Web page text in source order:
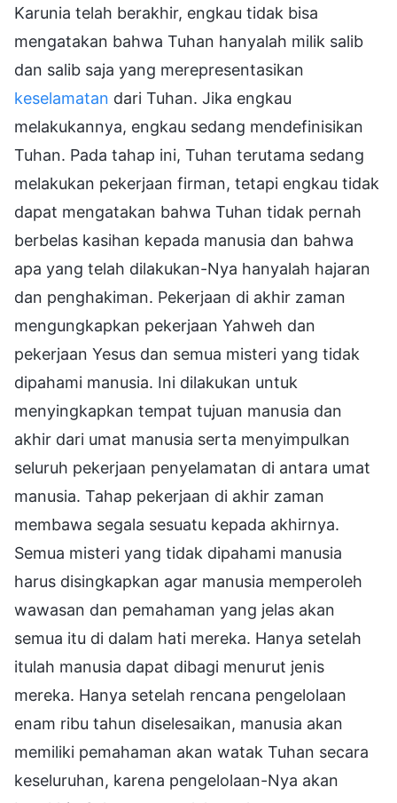
Karunia telah berakhir, engkau tidak bisa
mengatakan bahwa Tuhan hanyalah milik salib
dan salib saja yang merepresentasikan
keselamatan dari Tuhan. Jika engkau
melakukannya, engkau sedang mendefinisikan
Tuhan. Pada tahap ini, Tuhan terutama sedang
melakukan pekerjaan firman, tetapi engkau tidak
dapat mengatakan bahwa Tuhan tidak pernah
berbelas kasihan kepada manusia dan bahwa
apa yang telah dilakukan-Nya hanyalah hajaran
dan penghakiman. Pekerjaan di akhir zaman
mengungkapkan pekerjaan Yahweh dan
pekerjaan Yesus dan semua misteri yang tidak
dipahami manusia. Ini dilakukan untuk
menyingkapkan tempat tujuan manusia dan
akhir dari umat manusia serta menyimpulkan
seluruh pekerjaan penyelamatan di antara umat
manusia. Tahap pekerjaan di akhir zaman
membawa segala sesuatu kepada akhirnya.
Semua misteri yang tidak dipahami manusia
harus disingkapkan agar manusia memperoleh
wawasan dan pemahaman yang jelas akan
semua itu di dalam hati mereka. Hanya setelah
itulah manusia dapat dibagi menurut jenis
mereka. Hanya setelah rencana pengelolaan
enam ribu tahun diselesaikan, manusia akan
memiliki pemahaman akan watak Tuhan secara
keseluruhan, karena pengelolaan-Nya akan